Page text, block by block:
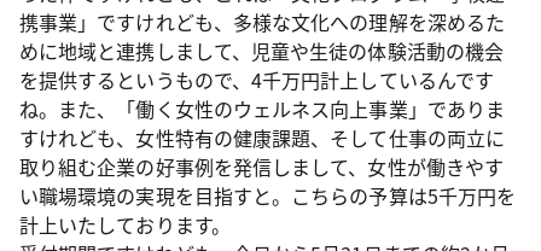
携事業」ですけれども、多様な文化への理解を深めるた
めに地域と連携しまして、児童や生徒の体験活動の機会
を提供するというもので、4千万円計上しているんです
ね。また、「働く女性のウェルネス向上事業」でありま
すけれども、女性特有の健康課題、そして仕事の両立に
取り組む企業の好事例を発信しまして、女性が働きやす
い職場環境の実現を目指すと。こちらの予算は5千万円を
計上いたしております。